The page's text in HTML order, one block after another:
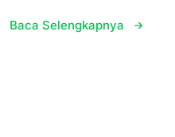
Baca Selengkapnya